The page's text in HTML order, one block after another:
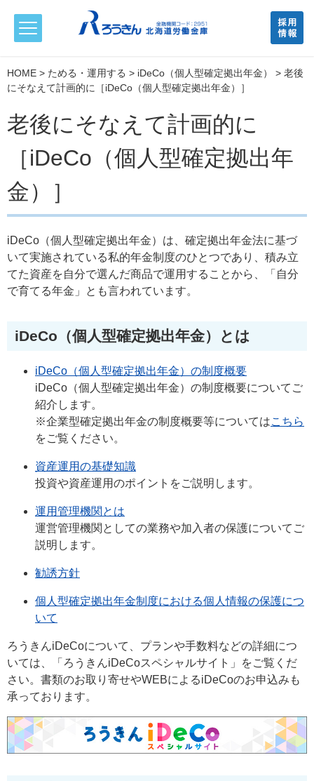
HOME > ためる・運用する > iDeCo（個人型確定拠出年金）
> 老後
にそなえて計画的に［iDeCo（個人型確定拠出年金）］
老後にそなえて計画的に
［iDeCo（個人型確定拠出年
金）］
iDeCo（個人型確定拠出年金）は、確定拠出年金法に基づ
いて実施されている私的年金制度のひとつであり、積み立
てた資産を自分で選んだ商品で運用することから、「自分
で育てる年金」とも言われています。
iDeCo（個人型確定拠出年金）とは
iDeCo（個人型確定拠出年金）の制度概要
iDeCo（個人型確定拠出年金）の制度概要についてご
紹介します。
※企業型確定拠出年金の制度概要等についてはこちら
をご覧ください。
資産運用の基礎知識
投資や資産運用のポイントをご説明します。
運用管理機関とは
運営管理機関としての業務や加入者の保護についてご
説明します。
勧誘方針
個人型確定拠出年金制度における個人情報の保護につ
いて
ろうきんiDeCoについて、プランや手数料などの詳細につ
いては、「ろうきんiDeCoスペシャルサイト」をご覧くだ
さい。書類のお取り寄せやWEBによるiDeCoのお申込みも
承っております。